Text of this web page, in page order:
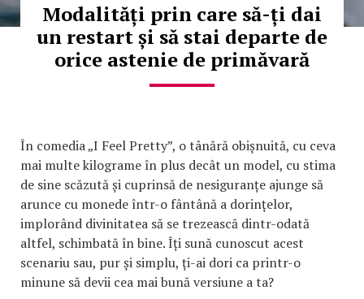
Modalități prin care să-ți dai
un restart și să stai departe de
orice astenie de primăvară
În comedia „I Feel Pretty”, o tânără obișnuită, cu ceva
mai multe kilograme în plus decât un model, cu stima
de sine scăzută și cuprinsă de nesiguranțe ajunge să
arunce cu monede într-o fântână a dorințelor,
implorând divinitatea să se trezească dintr-odată
altfel, schimbată în bine. Îți sună cunoscut acest
scenariu sau, pur și simplu, ți-ai dori ca printr-o
minune să devii cea mai bună versiune a ta?